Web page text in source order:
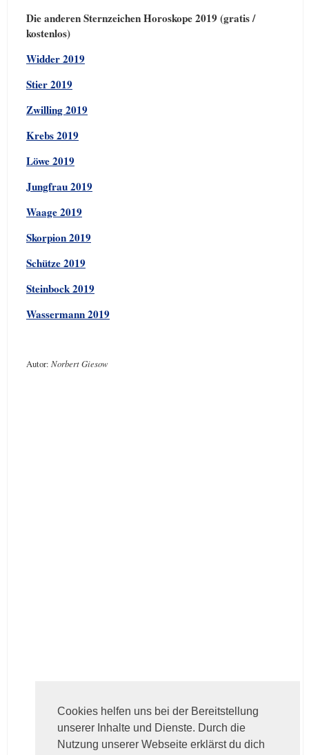
Cookies helfen uns bei der Bereitstellung
unserer Inhalte und Dienste. Durch die
Nutzung unserer Webseite erklärst du dich
Die anderen Sternzeichen Horoskope 2019 (gratis /
kostenlos)
Widder 2019
Stier 2019
Zwilling 2019
Krebs 2019
Löwe 2019
Jungfrau 2019
Waage 2019
Skorpion 2019
Schütze 2019
Steinbock 2019
Wassermann 2019
Autor: Norbert Giesow